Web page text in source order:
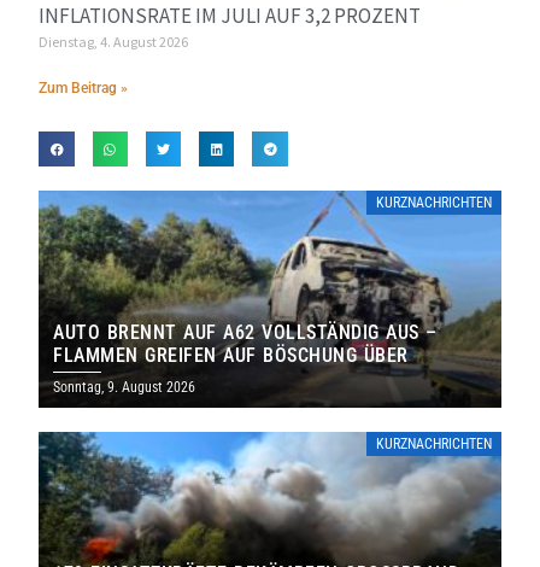
INFLATIONSRATE IM JULI AUF 3,2 PROZENT
Dienstag, 4. August 2026
Zum Beitrag »
KURZNACHRICHTEN
AUTO BRENNT AUF A62 VOLLSTÄNDIG AUS –
FLAMMEN GREIFEN AUF BÖSCHUNG ÜBER
Sonntag, 9. August 2026
KURZNACHRICHTEN